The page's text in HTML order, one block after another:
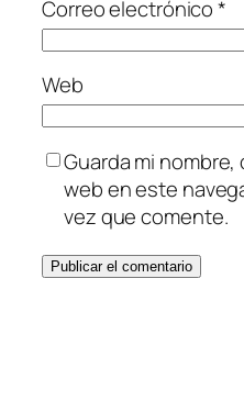
Correo electrónico*
Web
Guarda mi
web en este
vez que comente.